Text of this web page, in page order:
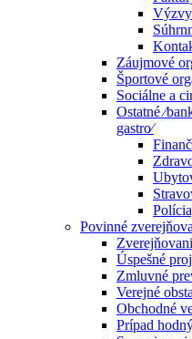
Výzvy
Záujmové
Športové
Sociálne a
Ostatné
gastro⁄
Povinné
Úspešné
Zmluvné
Verejné
Obchodné
Prípad